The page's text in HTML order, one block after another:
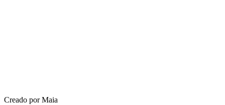
Creado por Maia